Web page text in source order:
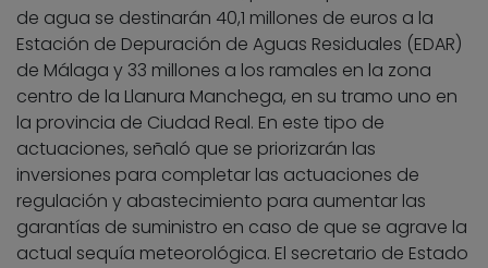
de agua se destinarán 40,1 millones de euros a la
Estación de Depuración de Aguas Residuales (EDAR)
de Málaga y 33 millones a los ramales en la zona
centro de la Llanura Manchega, en su tramo uno en
la provincia de Ciudad Real. En este tipo de
actuaciones, señaló que se priorizarán las
inversiones para completar las actuaciones de
regulación y abastecimiento para aumentar las
garantías de suministro en caso de que se agrave la
actual sequía meteorológica. El secretario de Estado